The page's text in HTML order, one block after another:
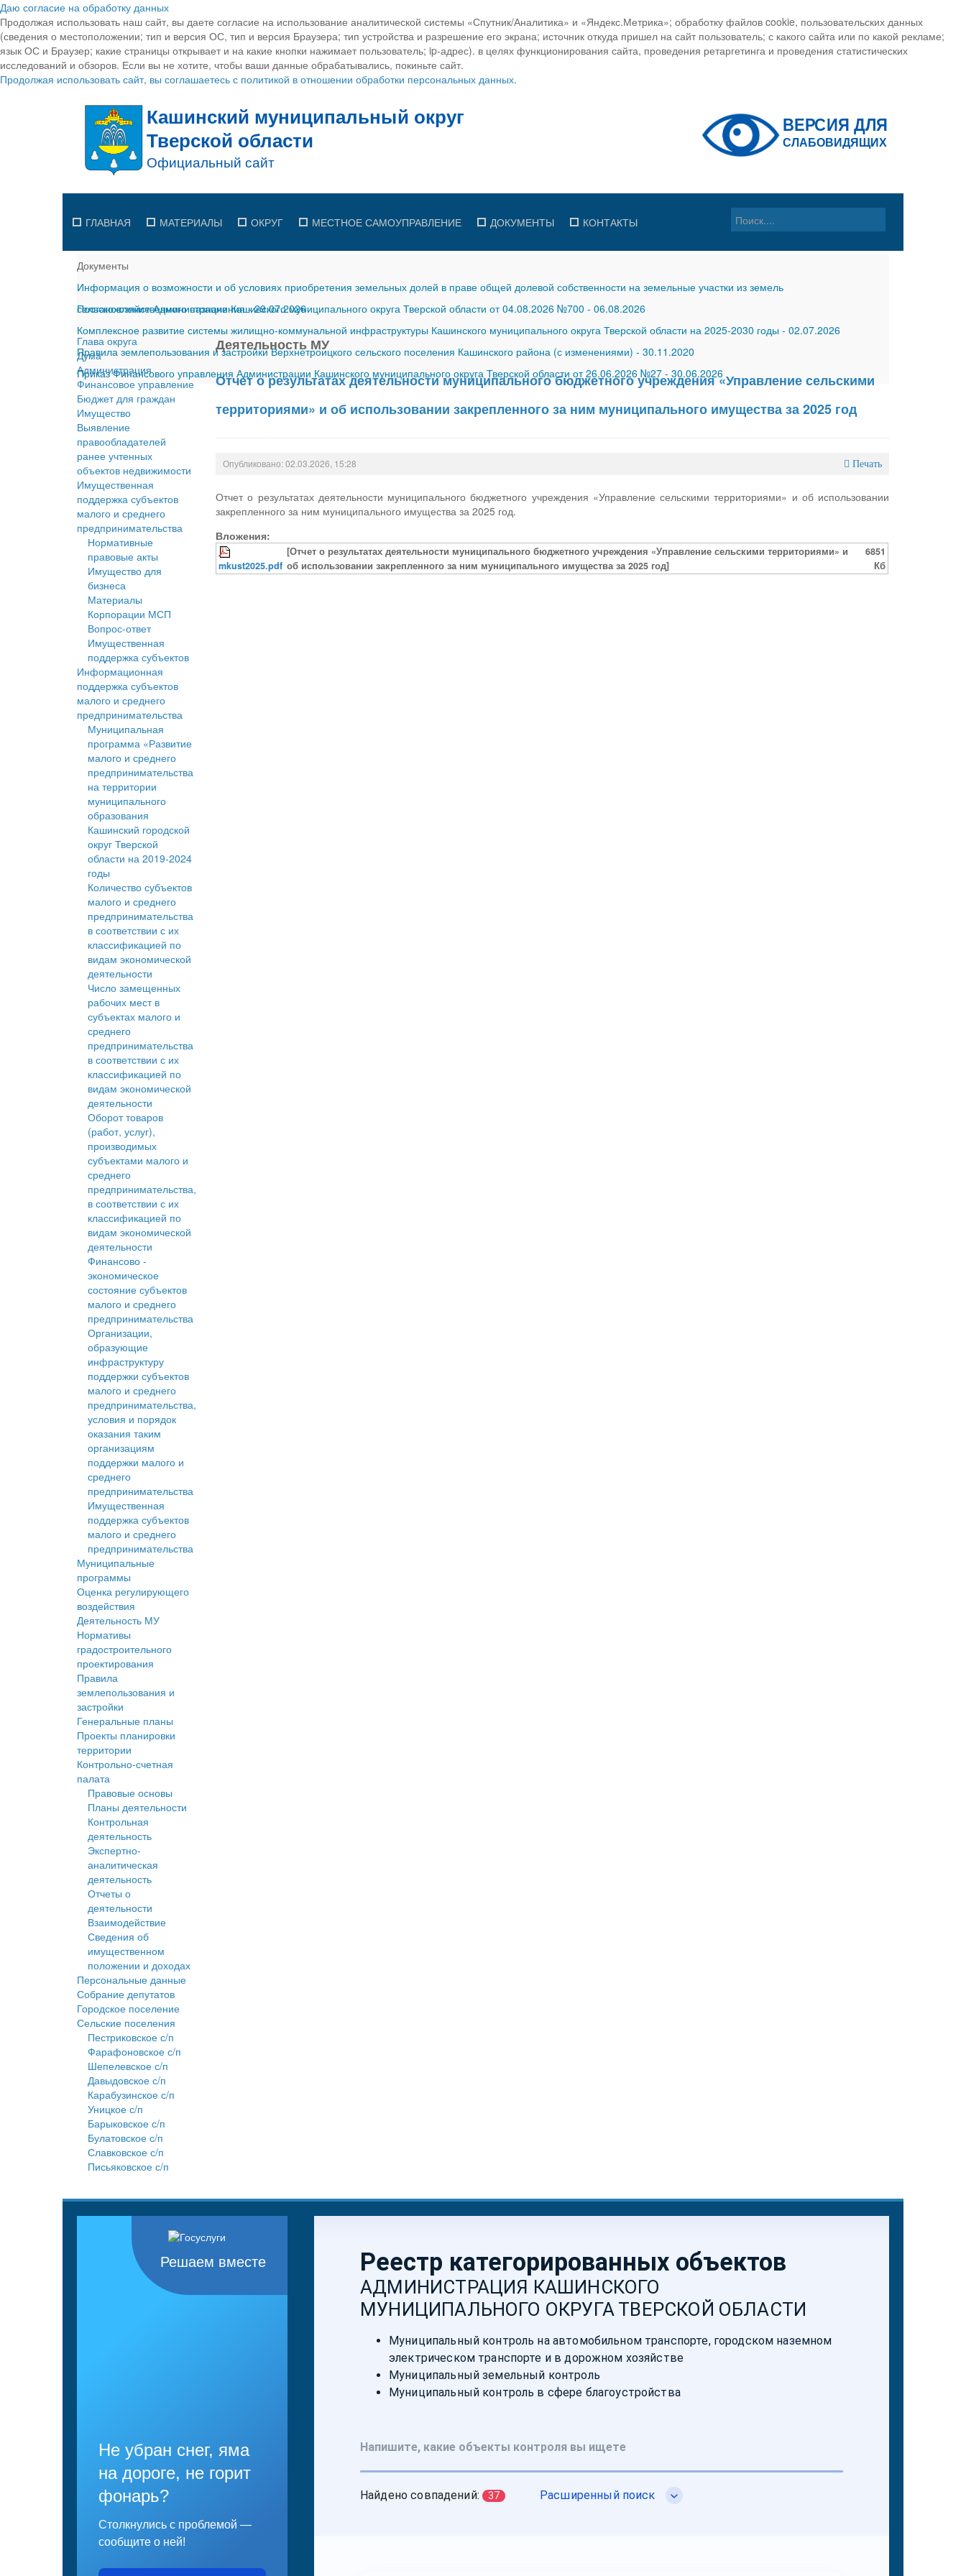
Даю согласие на обработку данных
Продолжая использовать наш сайт, вы даете согласие на использование аналитической системы «Спутник/Аналитика» и «Яндекс.Метрика»; обработку файлов cookie, пользовательских данных
(сведения о местоположении; тип и версия ОС, тип и версия Браузера; тип устройства и разрешение его экрана; источник откуда пришел на сайт пользователь; с какого сайта или по какой рекламе;
язык ОС и Браузер; какие страницы открывает и на какие кнопки нажимает пользователь; ip-адрес). в целях функционирования сайта, проведения ретаргетинга и проведения статистических
исследований и обзоров. Если вы не хотите, чтобы ваши данные обрабатывались, покиньте сайт.
Продолжая использовать сайт, вы соглашаетесь с политикой в отношении обработки персональных данных.
ГЛАВНАЯ МАТЕРИАЛЫ ОКРУГ МЕСТНОЕ САМОУПРАВЛЕНИЕ ДОКУМЕНТЫ КОНТАКТЫ
Документы
Информация о возможности и об условиях приобретения земельных долей в праве общей долевой собственности на земельные участки из земель
сельскохозяйственного назначения-29.07.2026
Постановление Администрации Кашинского муниципального округа Тверской области от 04.08.2026 №700 - 06.08.2026
Комплексное развитие системы жилищно-коммунальной инфраструктуры Кашинского муниципального округа Тверской области на 2025-2030 годы - 02.07.2026
Правила землепользования и застройки Верхнетроицкого сельского поселения Кашинского района (с изменениями) - 30.11.2020
Приказ Финансового управления Администрации Кашинского муниципального округа Тверской области от 26.06.2026 №27 - 30.06.2026
Глава округа
Дума
Администрация
Финансовое управление
Бюджет для граждан
Имущество
Выявление
правообладателей
ранее учтенных
объектов недвижимости
Имущественная
поддержка субъектов
малого и среднего
предпринимательства
Нормативные
правовые акты
Имущество для
бизнеса
Материалы
Корпорации МСП
Вопрос-ответ
Имущественная
поддержка субъектов
Информационная
поддержка субъектов
малого и среднего
предпринимательства
Муниципальная
программа «Развитие
малого и среднего
предпринимательства
на территории
муниципального
образования
Кашинский городской
округ Тверской
области на 2019-2024
годы
Количество субъектов
малого и среднего
предпринимательства
в соответствии с их
классификацией по
видам экономической
деятельности
Число замещенных
рабочих мест в
субъектах малого и
среднего
предпринимательства
в соответствии с их
классификацией по
видам экономической
деятельности
Оборот товаров
(работ, услуг),
производимых
субъектами малого и
среднего
предпринимательства,
в соответствии с их
классификацией по
видам экономической
деятельности
Финансово -
экономическое
состояние субъектов
малого и среднего
предпринимательства
Организации,
образующие
инфраструктуру
поддержки субъектов
малого и среднего
предпринимательства,
условия и порядок
оказания таким
организациям
поддержки малого и
среднего
предпринимательства
Имущественная
поддержка субъектов
малого и среднего
предпринимательства
Муниципальные
программы
Оценка регулирующего
воздействия
Деятельность МУ
Нормативы
градостроительного
проектирования
Правила
землепользования и
застройки
Генеральные планы
Проекты планировки
территории
Контрольно-счетная
палата
Правовые основы
Планы деятельности
Контрольная
деятельность
Экспертно-
аналитическая
деятельность
Отчеты о
деятельности
Взаимодействие
Сведения об
имущественном
положении и доходах
Персональные данные
Собрание депутатов
Городское поселение
Сельские поселения
Пестриковское с/п
Фарафоновское с/п
Шепелевское с/п
Давыдовское с/п
Карабузинское с/п
Уницкое с/п
Барыковское с/п
Булатовское с/п
Славковское с/п
Письяковское с/п
Деятельность МУ
Отчет о результатах деятельности муниципального бюджетного учреждения «Управление сельскими
территориями» и об использовании закрепленного за ним муниципального имущества за 2025 год
Опубликовано: 02.03.2026, 15:28 Печать
Отчет о результатах деятельности муниципального бюджетного учреждения «Управление сельскими территориями» и об использовании
закрепленного за ним муниципального имущества за 2025 год.
Вложения:
mkust2025.pdf
[Отчет о результатах деятельности муниципального бюджетного учреждения «Управление сельскими территориями» и
об использовании закрепленного за ним муниципального имущества за 2025 год]
6851
Кб
Решаем вместе
Не убран снег, яма
на дороге, не горит
фонарь?
Столкнулись с проблемой —
сообщите о ней!